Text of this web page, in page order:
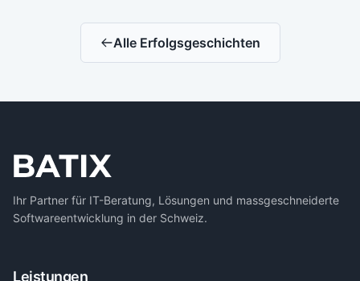
Alle Erfolgsgeschichten
Ihr Partner für IT-Beratung, Lösungen und massgeschneiderte
Softwareentwicklung in der Schweiz.
Leistungen